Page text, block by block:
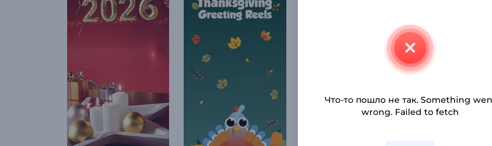
Что-то пошло не так. Something
wrong. Failed to fetch